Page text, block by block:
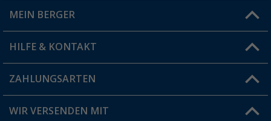
Filiale finden
MEIN BERGER
Vorteilskarte
Blog
HILFE & KONTAKT
FAQ & Kontakt
Versandinformationen
ZAHLUNGSARTEN
WIR VERSENDEN MIT